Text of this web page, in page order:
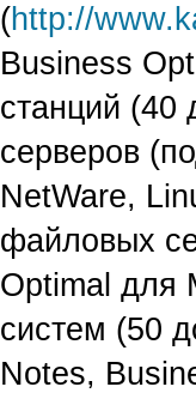
(http://
Business
станций (40
серверов
NetWare,
файловых
Optimal для
систем (50
Notes,